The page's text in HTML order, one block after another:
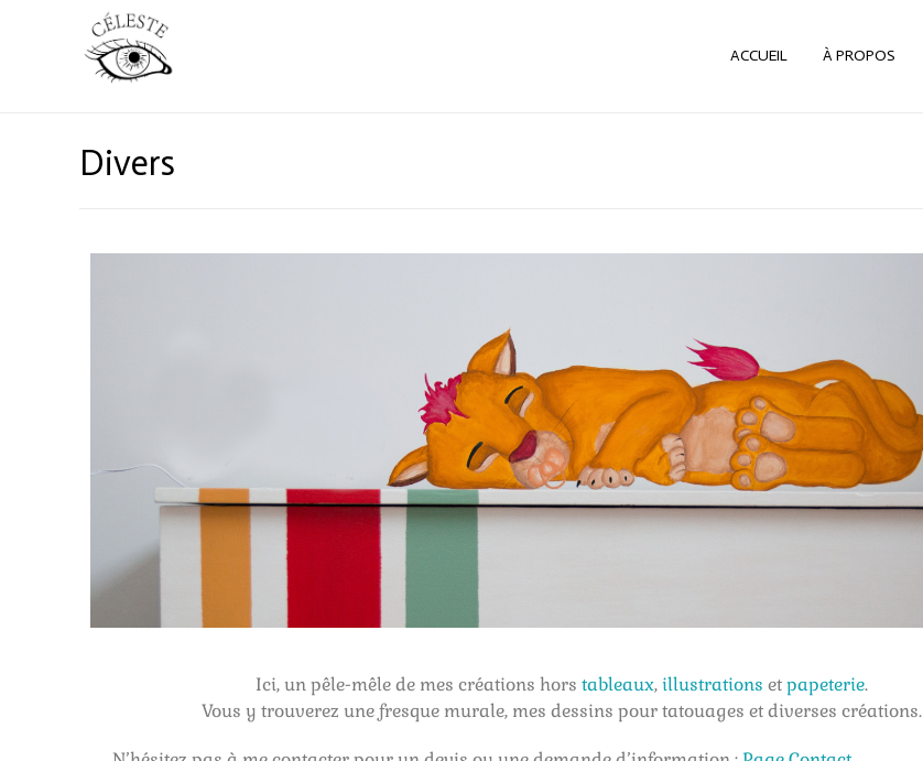
ACCUEIL À PROPOS
Divers
Ici, un pêle-mêle de mes créations hors tableaux,illustrations etpapeterie.
Vous y trouverez une fresque murale, mes dessins pour tatouages et diverses créations.